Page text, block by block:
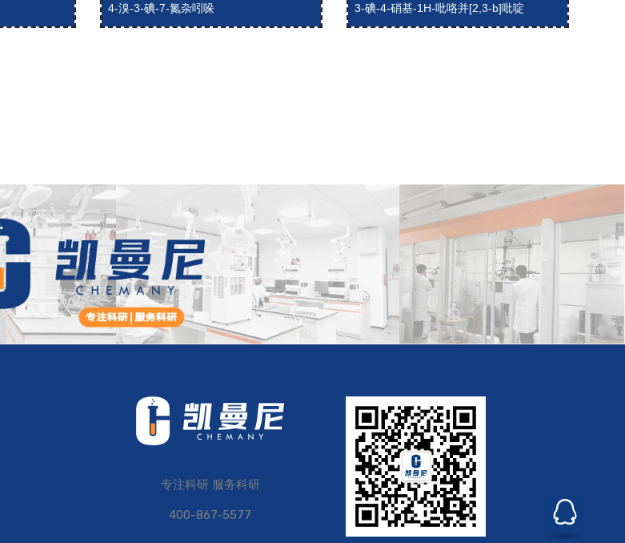
4-溴-3-碘-7-氮杂吲哚 3-碘-4-硝基-1H-吡咯并[2,3-b]吡啶
专注科研 服务科研
400-867-5577